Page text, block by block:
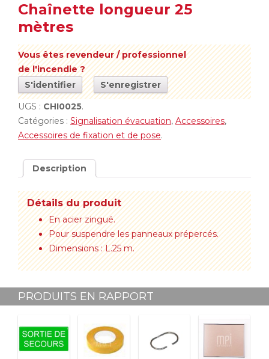
Chaînette longueur 25
mètres
Vous êtes revendeur / professionnel
de l'incendie ?
S'identifier
S'enregistrer
UGS : CHI0025.
Catégories : Signalisation évacuation, Accessoires,
Accessoires de fixation et de pose.
Description
Détails du produit
En acier zingué.
Pour suspendre les panneaux prépercés.
Dimensions : L.25 m.
PRODUITS EN RAPPORT